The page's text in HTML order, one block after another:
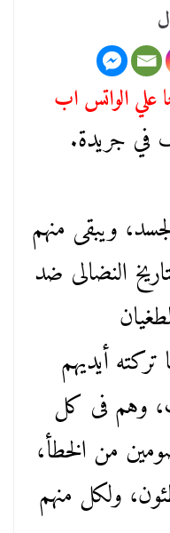
علي الواتس اب
جريدة.
ويبقى منهم
النضالى ضد
أيديهم
وهم فى كل
من الخطأ،
ولكل منهم